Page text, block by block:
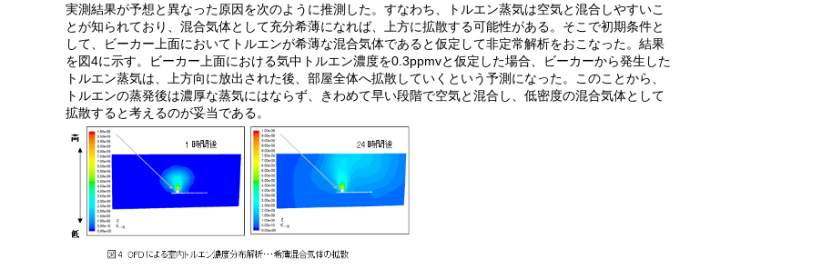
実測結果が予想と異なった原因を次のように推測した。すなわち、トルエン蒸気は空気と混合しやすいこ
とが知られており、混合気体として充分希薄になれば、上方に拡散する可能性がある。そこで初期条件と
して、ビーカー上面においてトルエンが希薄な混合気体であると仮定して非定常解析をおこなった。結果
を図4に示す。ビーカー上面における気中トルエン濃度を0.3ppmvと仮定した場合、ビーカーから発生した
トルエン蒸気は、上方向に放出された後、部屋全体へ拡散していくという予測になった。このことから、
トルエンの蒸発後は濃厚な蒸気にはならず、きわめて早い段階で空気と混合し、低密度の混合気体として
拡散すると考えるのが妥当である。